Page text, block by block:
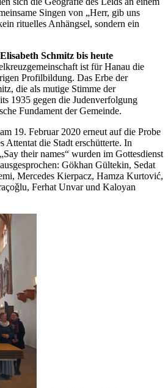
Singen von „Herr, gib uns
rituelles Anhängsel, sondern ein
Schmitz bis heute
ist für Hanau die
Profilbildung. Das Erbe der
die als mutige Stimme der
1935 gegen die Judenverfolgung
Fundament der Gemeinde.
19. Februar 2020 erneut auf die Probe
Attentat die Stadt erschütterte. In
their names“ wurden im Gottesdienst
Gökhan Gültekin, Sedat
Mercedes Kierpacz, Hamza Kurtović,
Ferhat Unvar und Kaloyan